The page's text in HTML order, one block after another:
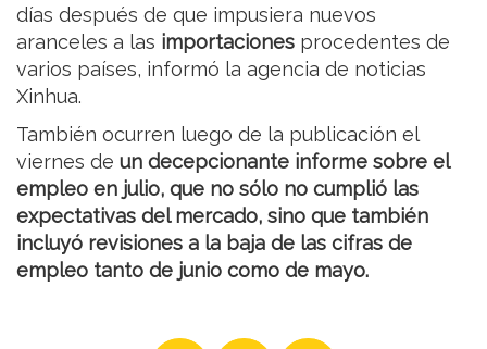
días después de que impusiera nuevos
aranceles a las importaciones procedentes de
varios países, informó la agencia de noticias
Xinhua.
También ocurren luego de la publicación el
viernes de un decepcionante informe sobre el
empleo en julio, que no sólo no cumplió las
expectativas del mercado, sino que también
incluyó revisiones a la baja de las cifras de
empleo tanto de junio como de mayo.